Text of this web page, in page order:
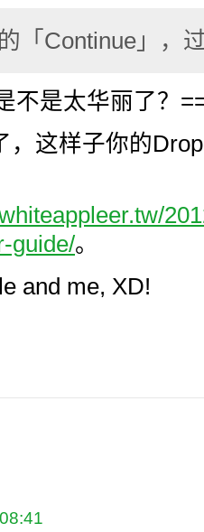
「Continue」，
不是太华丽了？
，这样子你的
guide/。
and me, XD!